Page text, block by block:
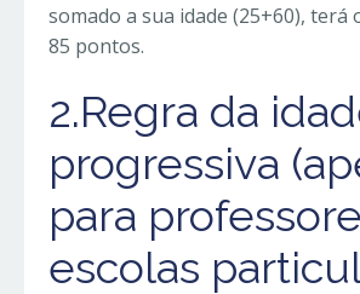
somado a sua idade (25+60), terá
85 pontos.
2.Regra da
progressiva
para
escolas